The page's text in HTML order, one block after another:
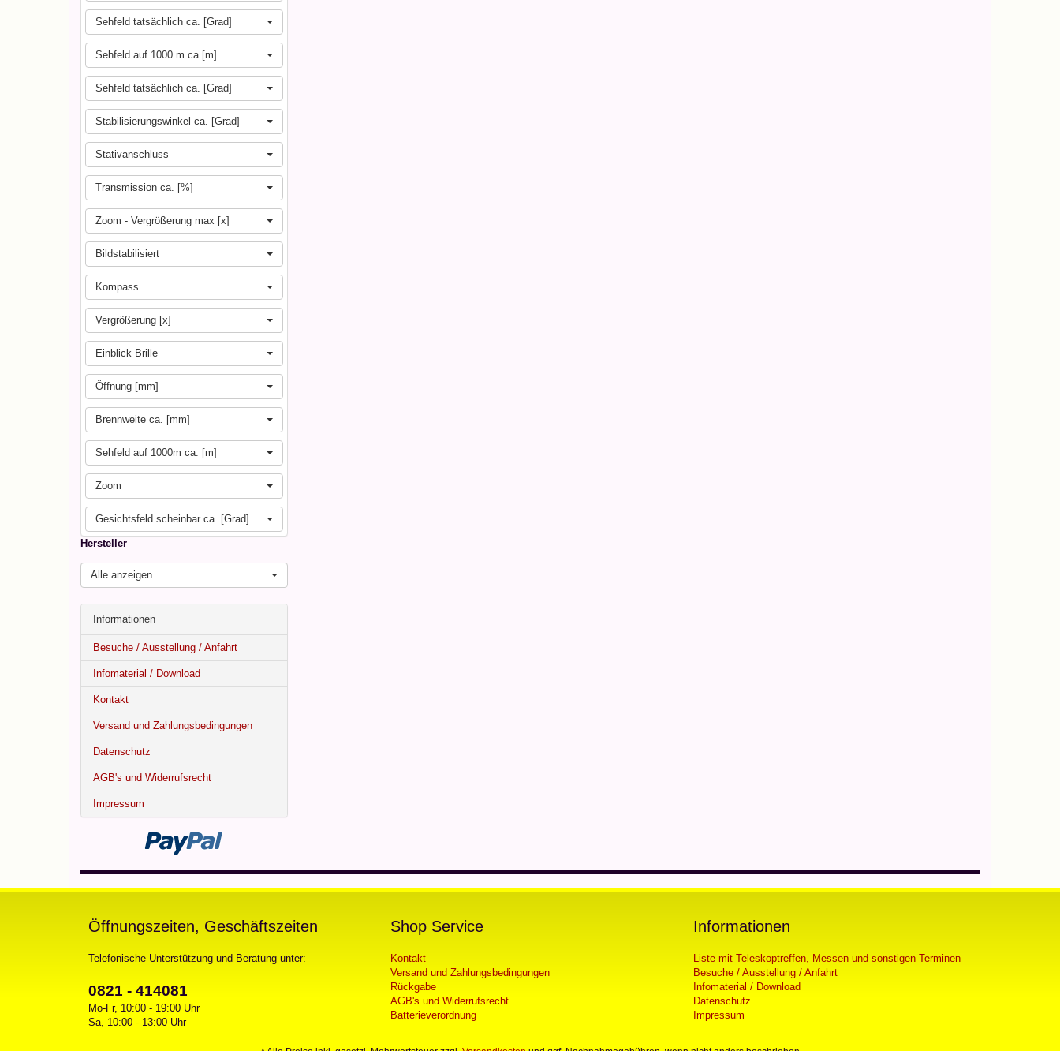
Sehfeld tatsächlich ca. [Grad]
Sehfeld auf 1000 m ca [m]
Sehfeld tatsächlich ca. [Grad]
Stabilisierungswinkel ca. [Grad]
Stativanschluss
Transmission ca. [%]
Zoom - Vergrößerung max [x]
Bildstabilisiert
Kompass
Vergrößerung [x]
Einblick Brille
Öffnung [mm]
Brennweite ca. [mm]
Sehfeld auf 1000m ca. [m]
Zoom
Gesichtsfeld scheinbar ca. [Grad]
Hersteller
Alle anzeigen
Informationen
Besuche / Ausstellung / Anfahrt
Infomaterial / Download
Kontakt
Versand und Zahlungsbedingungen
Datenschutz
AGB's und Widerrufsrecht
Impressum
Öffnungszeiten, Geschäftszeiten
Telefonische Unterstützung und Beratung unter:
0821 - 414081
Mo-Fr, 10:00 - 19:00 Uhr
Sa, 10:00 - 13:00 Uhr
Shop Service
Kontakt
Versand und Zahlungsbedingungen
Rückgabe
AGB's und Widerrufsrecht
Batterieverordnung
Informationen
Liste mit Teleskoptreffen, Messen und sonstigen Terminen
Besuche / Ausstellung / Anfahrt
Infomaterial / Download
Datenschutz
Impressum